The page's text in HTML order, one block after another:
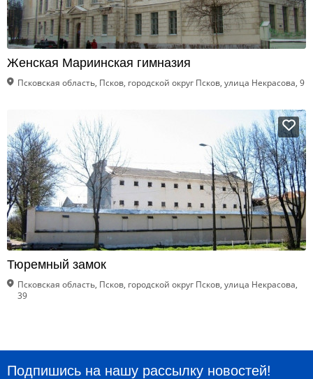
Женская Мариинская гимназия
Псковская область, Псков, городской округ Псков, улица Некрасова, 9
Тюремный замок
Псковская область, Псков, городской округ Псков, улица Некрасова,
39
Подпишись на нашу рассылку новостей!